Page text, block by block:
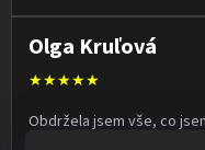
Olga Kruľová
★★★★★
Obdržela jsem vše, co